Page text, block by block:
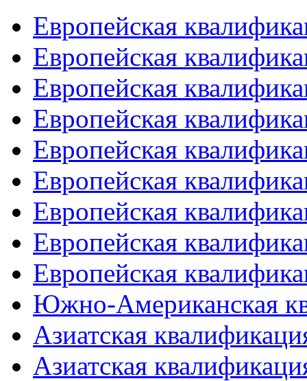
Европейская
Европейская
Европейская
Европейская
Европейская
Европейская
Европейская
Европейская
Европейская
Южно-Американская
Азиатская
Азиатская